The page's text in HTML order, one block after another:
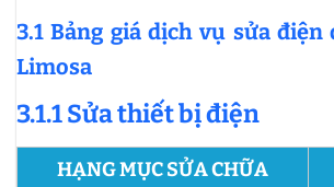
3.1 Bảng giá dịch vụ sửa điện
Limosa
3.1.1 Sửa thiết bị điện
HẠNG MỤC SỬA CHỮA